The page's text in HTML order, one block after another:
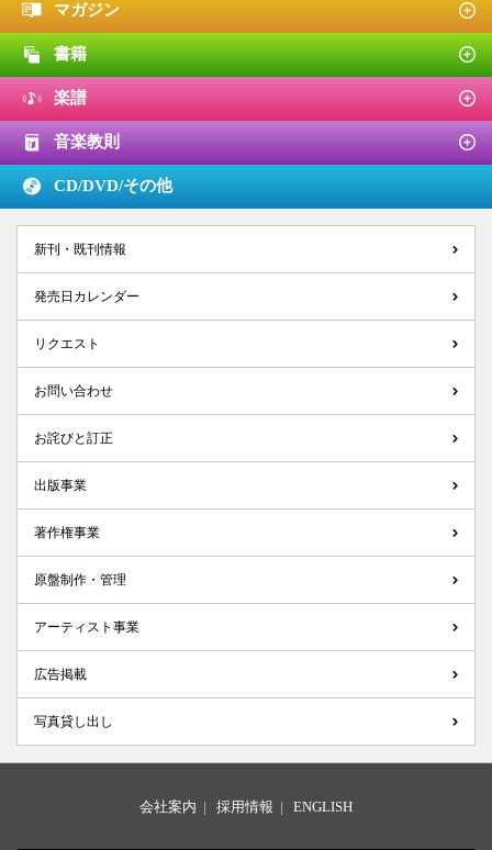
マガジン
書籍
楽譜
音楽教則
CD/DVD/その他
新刊・既刊情報
発売日カレンダー
リクエスト
お問い合わせ
お詫びと訂正
出版事業
著作権事業
原盤制作・管理
アーティスト事業
広告掲載
写真貸し出し
会社案内 | 採用情報 | ENGLISH